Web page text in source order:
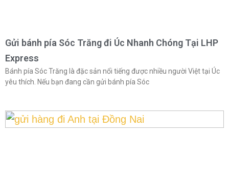
Gửi bánh pía Sóc Trăng đi Úc Nhanh Chóng Tại LHP
Express
Bánh pía Sóc Trăng là đặc sản nổi tiếng được nhiều người Việt tại Úc
yêu thích. Nếu bạn đang cần gửi bánh pía Sóc